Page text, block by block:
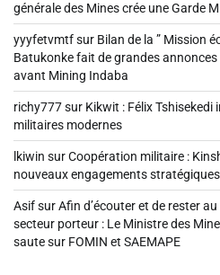
générale des Mines crée une Garde
yyyfetvmtfsur Bilan de la ” Mission
Batukonke fait de grandes
avant Mining Indaba
richy777sur Kikwit : Félix
militaires modernes
lkiwin surCoopération militaire :
nouveaux engagements stratégiques
AsifsurAfin d’écouter et de rester
secteur porteur : Le Ministre des
saute sur FOMIN et SAEMAPE